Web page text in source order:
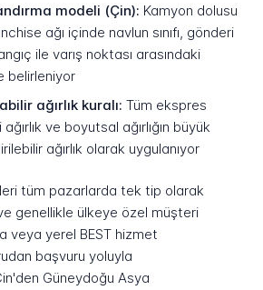
modeli (Çin): Kamyon dolusu
ağı içinde navlun sınıfı, gönderi
ile varış noktası arasındaki
belirleniyor
ağırlık kuralı: Tüm ekspres
ve boyutsal ağırlığın büyük
ağırlık olarak uygulanıyor
tüm pazarlarda tek tip olarak
genellikle ülkeye özel müşteri
veya yerel BEST hizmet
başvuru yoluyla
Güneydoğu Asya